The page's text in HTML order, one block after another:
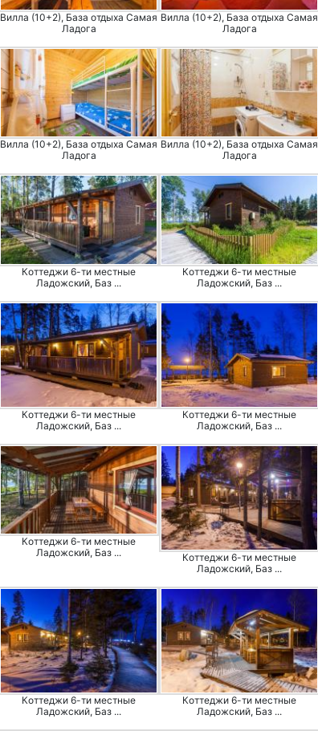
Вилла (10+2), База отдыха Самая
Ладога
Вилла (10+2), База отдыха Самая
Ладога
Вилла (10+2), База отдыха Самая
Ладога
Вилла (10+2), База отдыха Самая
Ладога
Коттеджи 6-ти местные
Ладожский, Баз ...
Коттеджи 6-ти местные
Ладожский, Баз ...
Коттеджи 6-ти местные
Ладожский, Баз ...
Коттеджи 6-ти местные
Ладожский, Баз ...
Коттеджи 6-ти местные
Ладожский, Баз ...
Коттеджи 6-ти местные
Ладожский, Баз ...
Коттеджи 6-ти местные
Ладожский, Баз ...
Коттеджи 6-ти местные
Ладожский, Баз ...